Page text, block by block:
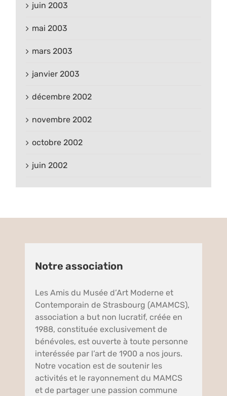
juin 2003
mai 2003
mars 2003
janvier 2003
décembre 2002
novembre 2002
octobre 2002
juin 2002
Notre association
Les Amis du Musée d’Art Moderne et
Contemporain de Strasbourg (AMAMCS),
association a but non lucratif, créée en
1988, constituée exclusivement de
bénévoles, est ouverte à toute personne
interéssée par l’art de 1900 a nos jours.
Notre vocation est de soutenir les
activités et le rayonnement du MAMCS
et de partager une passion commune